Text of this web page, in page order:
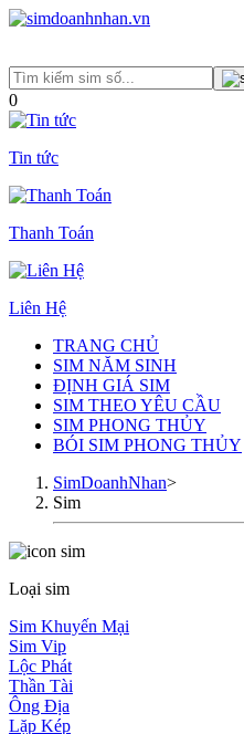
0
Tin tức
Thanh Toán
Liên Hệ
TRANG CHỦ
SIM NĂM SINH
ĐỊNH GIÁ SIM
SIM THEO YÊU CẦU
SIM PHONG THỦY
BÓI SIM PHONG THỦY
SimDoanhNhan>
Sim
Loại sim
Sim Khuyến Mại
Sim Vip
Lộc Phát
Thần Tài
Ông Địa
Lặp Kép